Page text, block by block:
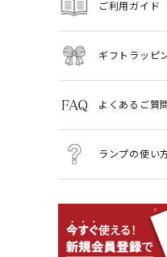
ご利用ガイド
ギフトラッピ
よくあるご質問
ランプの使い